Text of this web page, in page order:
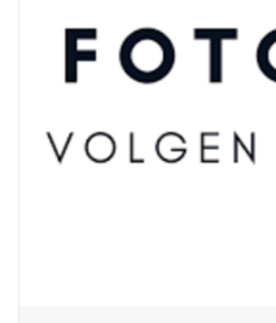
Cadeaubonnen